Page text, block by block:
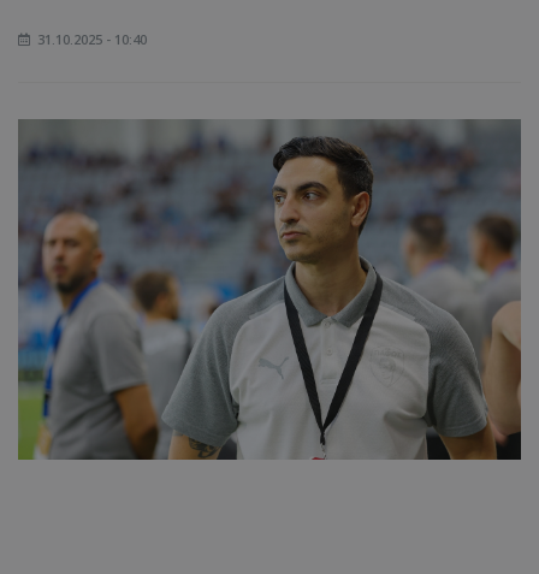
31.10.2025 - 10:40